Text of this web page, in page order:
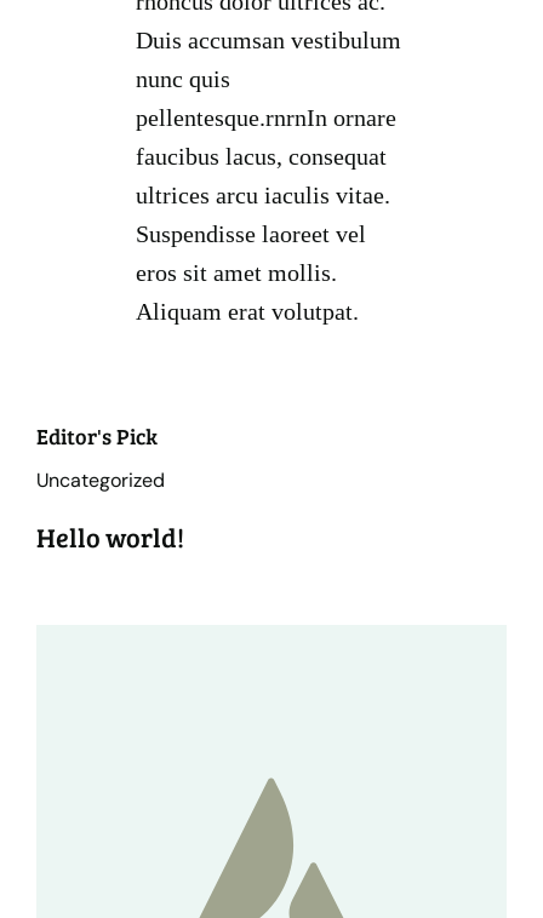
Duis accumsan vestibulum
nunc quis
pellentesque.rnrnIn ornare
faucibus lacus, consequat
ultrices arcu iaculis vitae.
Suspendisse laoreet vel
eros sit amet mollis.
Aliquam erat volutpat.
Editor's Pick
Uncategorized
Hello world!